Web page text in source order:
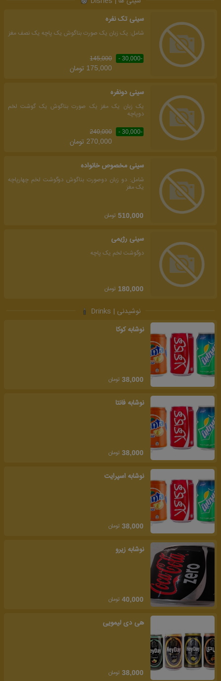
سینی تک نفره
شامل: یک زبان یک صورت بناگوش یک پاچه یک نصف مغز
-30,000 -
145,000
175,000 تومان
سینی دونفره
یک زبان یک مغز یک صورت بناگوش یک گوشت لخم
دوپاچه
-30,000 -
240,000
270,000 تومان
سینی مخصوص خانواده
شامل: دو زبان دوصورت بناگوش دوگوشت لخم چهارپاچه
یک مغز
510,000 تومان
سینی رژیمی
دوگوشت لخم یک پاچه
180,000 تومان
نوشیدنی | Drinks
نوشابه کوکا
38,000 تومان
نوشابه فانتا
38,000 تومان
نوشابه اسپرایت
38,000 تومان
نوشابه زیرو
40,000 تومان
هی دی لیمویی
38,000 تومان